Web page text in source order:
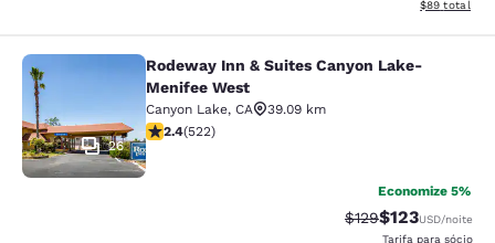
Exibir
$89 total
Rodeway Inn & Suites Canyon
26
Rodeway Inn & Suites Canyon Lake-
Menifee West
Canyon Lake, CA
39.09 km
classificação 2.43 estrelas. Razoável. 522 avaliações
2.4(522)
Economize 5%
Tarifa anterior
$129Tarifa com
$123USD/noite
Tarifa para sócio